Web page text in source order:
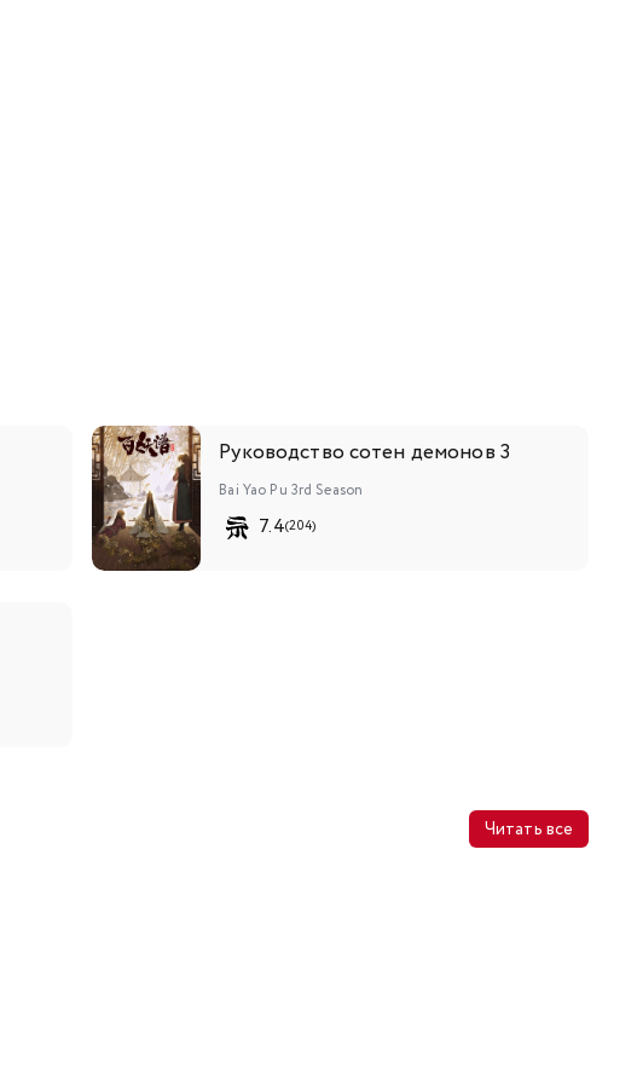
Руководство сотен демонов 3
Bai Yao Pu 3rd Season
7.4(204)
Читать все